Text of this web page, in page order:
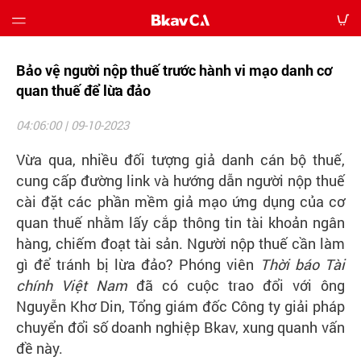
Giới
thiệu
Bảng
Hướng
dẫn
Tin
tức
Tải
về
Bảo vệ người nộp thuế trước hành vi mạo danh cơ
quan thuế để lừa đảo
04:06:00 | 09-10-2023
Vừa qua, nhiều đối tượng giả danh cán bộ thuế,
cung cấp đường link và hướng dẫn người nộp thuế
cài đặt các phần mềm giả mạo ứng dụng của cơ
quan thuế nhằm lấy cắp thông tin tài khoản ngân
hàng, chiếm đoạt tài sản. Người nộp thuế cần làm
gì để tránh bị lừa đảo? Phóng viên Thời báo Tài
chính Việt Nam đã có cuộc trao đổi với ông
Nguyễn Khơ Din, Tổng giám đốc Công ty giải pháp
chuyển đổi số doanh nghiệp Bkav, xung quanh vấn
đề này.